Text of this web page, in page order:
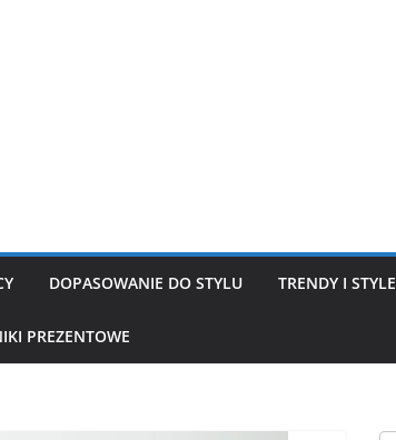
DOPASOWANIE DO STYLU TRENDY I STYLE
PREZENTOWE